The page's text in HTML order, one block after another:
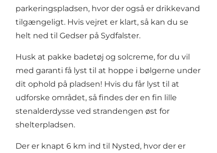
parkeringspladsen, hvor der også er drikkevand
tilgængeligt. Hvis vejret er klart, så kan du se
helt ned til Gedser på Sydfalster.
Husk at pakke badetøj og solcreme, for du vil
med garanti få lyst til at hoppe i bølgerne under
dit ophold på pladsen! Hvis du får lyst til at
udforske området, så findes der en fin lille
stenalderdysse ved strandengen øst for
shelterpladsen.
Der er knapt 6 km ind til Nysted, hvor der er